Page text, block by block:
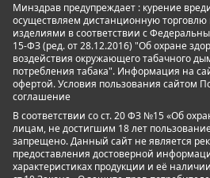
Минздрав предупреждает : курение
осуществляем дистанционную
изделиями в соответствии с
15-ФЗ (ред. от 28.12.2016) "Об охране
воздействия окружающего табачного
потребления табака". Информация на
офертой. Условия пользования сайтом
соглашение
В соответствии со ст. 20 ФЗ №15 «Об
лицам, не достигшим 18 лет
запрещено. Данный сайт не является
предоставления достоверной
характеристиках продукции и её